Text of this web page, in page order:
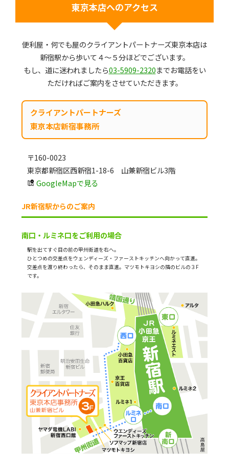
東京本店へのアクセス
便利屋・何でも屋のクライアントパートナーズ東京本店は
新宿駅から歩いて４～５分ほどでございます。
もし、道に迷われましたら03-5909-2320までお電話をい
ただければご案内をさせていただきます。
クライアントパートナーズ
東京本店新宿事務所
〒160-0023
東京都新宿区西新宿1-18-6 山兼新宿ビル3階
GoogleMapで見る
JR新宿駅からのご案内
南口・ルミネ口をご利用の場合
駅を出てすぐ目の前の甲州街道を右へ。
ひとつめの交差点をウェンディーズ・ファーストキッチンへ向かって直進。
交差点を渡り終わったら、そのまま直進。マツモトキヨシの隣のビルの３F
です。